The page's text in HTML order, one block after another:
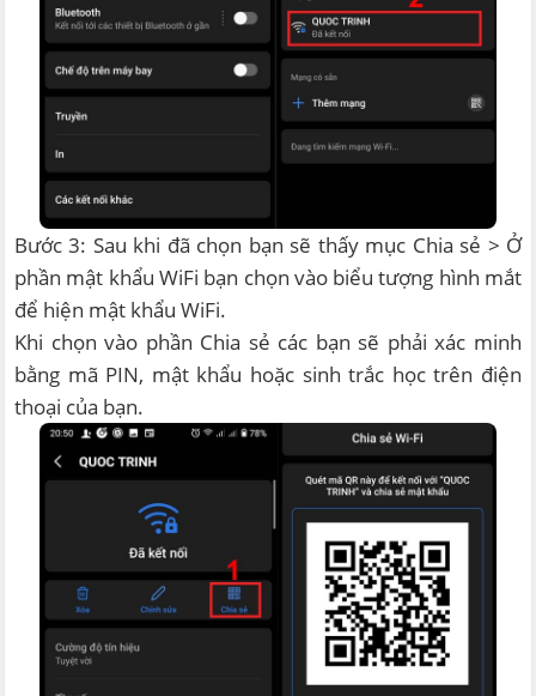
Bước 3: Sau khi đã chọn bạn sẽ thấy mục Chia sẻ > Ở
phần mật khẩu WiFi bạn chọn vào biểu tượng hình mắt
để hiện mật khẩu WiFi.
Khi chọn vào phần Chia sẻ các bạn sẽ phải xác minh
bằng mã PIN, mật khẩu hoặc sinh trắc học trên điện
thoại của bạn.